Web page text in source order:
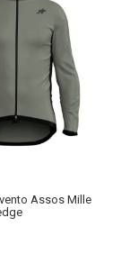
Assos Mille